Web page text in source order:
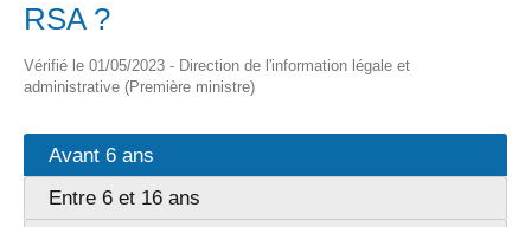
RSA ?
Vérifié le 01/05/2023 - Direction de l'information légale et
administrative (Première ministre)
Avant 6 ans
Entre 6 et 16 ans